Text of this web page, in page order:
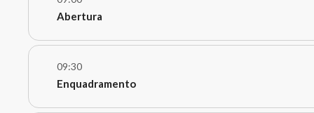
Abertura
Pedro Amaral Jorge (APREN)
09:30
Enquadramento